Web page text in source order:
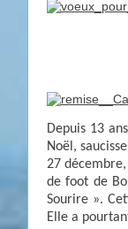
Depuis 13
Noël,
27
de foot de
Sourire ».
Elle a